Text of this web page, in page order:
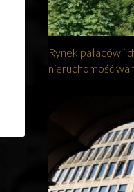
Rynek pałaców i
nieruchomość